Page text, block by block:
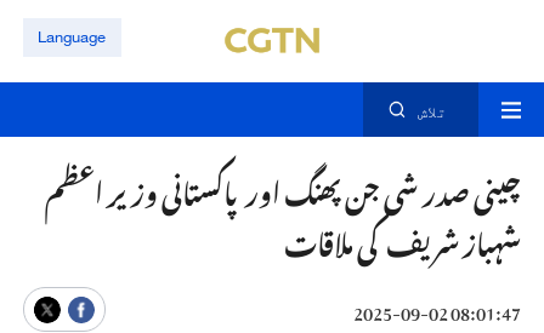
Language
تلاش
چینی صدر شی جن پھنگ اور پاکستانی وزیر اعظم
شہباز شریف کی ملاقات
08:01:47 2025-09-02